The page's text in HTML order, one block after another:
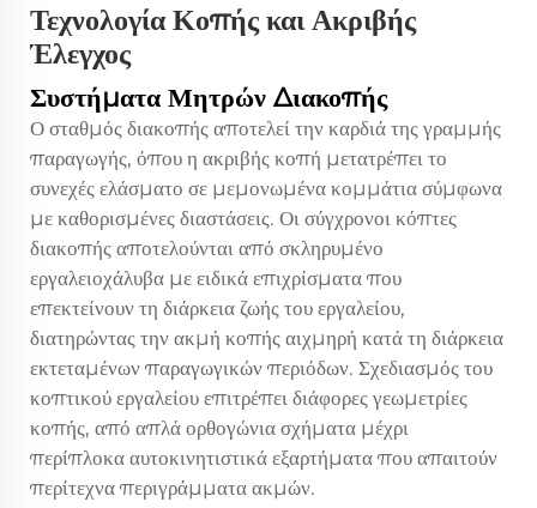
Τεχνολογία Κοπής και Ακριβής
Έλεγχος
Συστήματα Μητρών Διακοπής
Ο σταθμός διακοπής αποτελεί την καρδιά της γραμμής
παραγωγής, όπου η ακριβής κοπή μετατρέπει το
συνεχές ελάσματο σε μεμονωμένα κομμάτια σύμφωνα
με καθορισμένες διαστάσεις. Οι σύγχρονοι κόπτες
διακοπής αποτελούνται από σκληρυμένο
εργαλειοχάλυβα με ειδικά επιχρίσματα που
επεκτείνουν τη διάρκεια ζωής του εργαλείου,
διατηρώντας την ακμή κοπής αιχμηρή κατά τη διάρκεια
εκτεταμένων παραγωγικών περιόδων. Σχεδιασμός του
κοπτικού εργαλείου επιτρέπει διάφορες γεωμετρίες
κοπής, από απλά ορθογώνια σχήματα μέχρι
περίπλοκα αυτοκινητιστικά εξαρτήματα που απαιτούν
περίτεχνα περιγράμματα ακμών.